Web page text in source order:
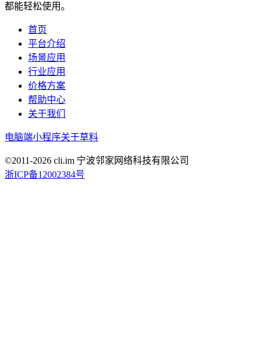
都能轻松使用。
首页
平台介绍
场景应用
行业应用
价格方案
帮助中心
关于我们
电脑端小程序关于草料
©2011-2026 cli.im 宁波邻家网络科技有限公司
浙ICP备12002384号